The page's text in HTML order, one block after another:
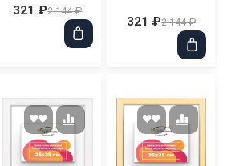
321 ₽2 144 ₽
321 ₽2 144 ₽